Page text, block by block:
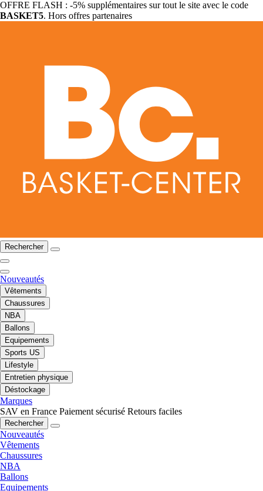
OFFRE FLASH : -5% supplémentaires sur tout le site avec le code
BASKET5. Hors offres partenaires
Rechercher
Nouveautés
Vêtements
Chaussures
NBA
Ballons
Equipements
Sports US
Lifestyle
Entretien physique
Déstockage
Marques
SAV en France Paiement sécurisé Retours faciles
Rechercher
Nouveautés
Vêtements
Chaussures
NBA
Ballons
Equipements